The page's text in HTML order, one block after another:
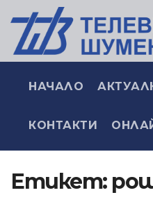
НАЧАЛО
КОНТАКТИ
Етикет: